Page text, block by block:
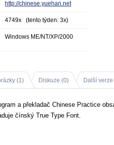
http://chinese.yuehan.net
4749x (tento týden: 3x)
Windows ME/NT/XP/2000
(1) Diskuze (0) Další
a překladač Chinese Practice
čínský True Type Font.